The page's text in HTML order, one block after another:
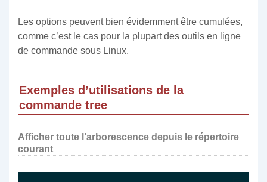
Les options peuvent bien évidemment être cumulées,
comme c’est le cas pour la plupart des outils en ligne
de commande sous Linux.
Exemples d’utilisations de la
commande tree
Afficher toute l’arborescence depuis le répertoire
courant